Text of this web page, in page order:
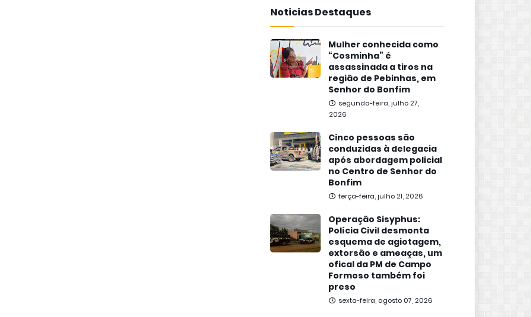
Noticias Destaques
Mulher conhecida como
“Cosminha” é
assassinada a tiros na
região de Pebinhas, em
Senhor do Bonfim
segunda-feira, julho 27,
2026
Cinco pessoas são
conduzidas à delegacia
após abordagem policial
no Centro de Senhor do
Bonfim
terça-feira, julho 21, 2026
Operação Sisyphus:
Polícia Civil desmonta
esquema de agiotagem,
extorsão e ameaças, um
ofical da PM de Campo
Formoso também foi
preso
sexta-feira, agosto 07, 2026